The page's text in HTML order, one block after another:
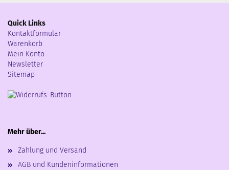
Quick Links
Kontaktformular
Warenkorb
Mein Konto
Newsletter
Sitemap
Mehr über...
Zahlung und Versand
AGB und Kundeninformationen